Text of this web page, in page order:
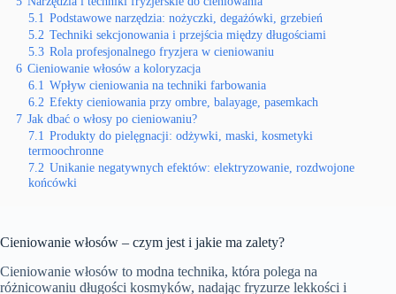
5.1 Podstawowe narzędzia: nożyczki, degażówki, grzebień
5.2 Techniki sekcjonowania i przejścia między długościami
5.3 Rola profesjonalnego fryzjera w cieniowaniu
6 Cieniowanie włosów a koloryzacja
6.1 Wpływ cieniowania na techniki farbowania
6.2 Efekty cieniowania przy ombre, balayage, pasemkach
7 Jak dbać o włosy po cieniowaniu?
7.1 Produkty do pielęgnacji: odżywki, maski, kosmetyki
termoochronne
7.2 Unikanie negatywnych efektów: elektryzowanie, rozdwojone
końcówki
Cieniowanie włosów – czym jest i jakie ma zalety?
Cieniowanie włosów to modna technika, która polega na
różnicowaniu długości kosmyków, nadając fryzurze lekkości i